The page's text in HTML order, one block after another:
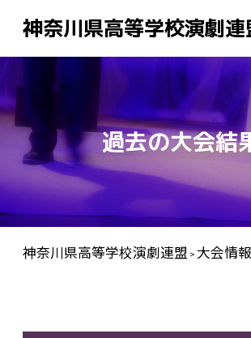
神奈川県高等学校演劇連
過去の大会結
神奈川県高等学校演劇連盟 > 大会情報